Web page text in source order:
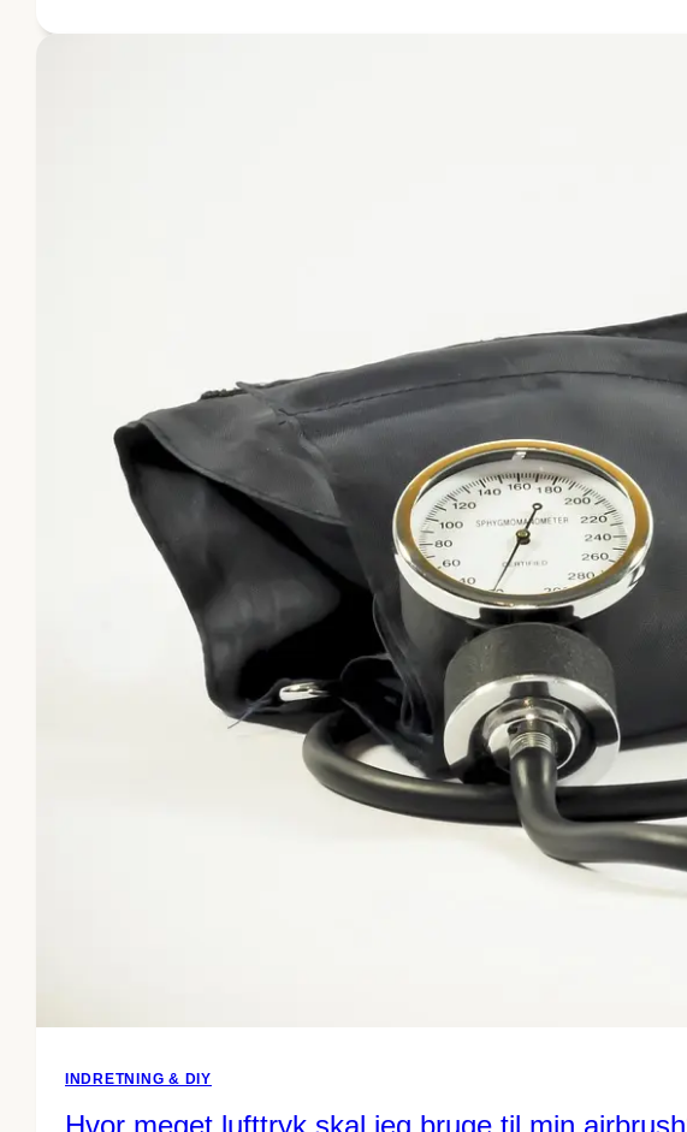
INDRETNING & DIY
Hvor meget lufttryk skal jeg bruge til min